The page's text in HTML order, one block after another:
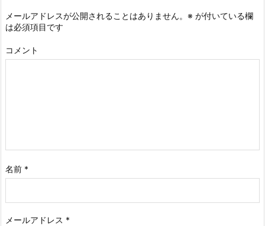
メールアドレスが公開されることはありません。 ※ が付いている欄
は必須項目です
コメント
名前 *
メールアドレス *